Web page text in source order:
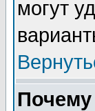
могут